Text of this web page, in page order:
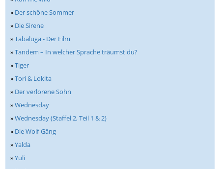
» Der schöne Sommer
» Die Sirene
»Tabaluga - Der Film
»Tandem – In welcher Sprache träumst du?
»Tiger
»Tori & Lokita
» Der verlorene Sohn
»Wednesday
»Wednesday (Staffel 2, Teil 1 & 2)
» Die Wolf-Gäng
»Yalda
»Yuli